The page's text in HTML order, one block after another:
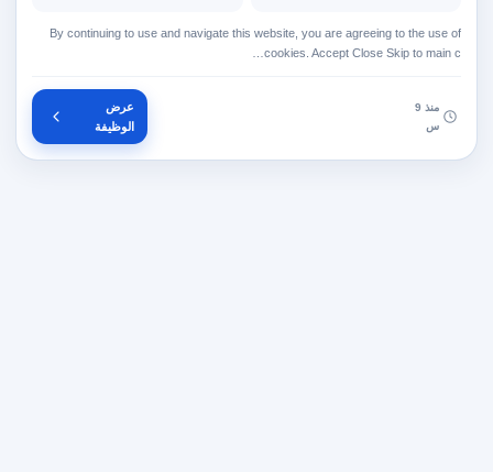
By continuing to use and navigate this website, you are agreeing to the use of
cookies. Accept Close Skip to main c…
منذ 9
س
عرض
الوظيفة